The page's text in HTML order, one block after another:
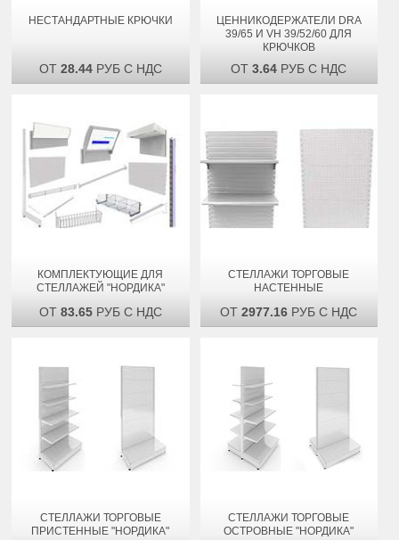
НЕСТАНДАРТНЫЕ КРЮЧКИ
ОТ 28.44РУБ С НДС
ЦЕННИКОДЕРЖАТЕЛИ DRA
39/65 И VH 39/52/60 ДЛЯ
КРЮЧКОВ
ОТ3.64 РУБ С НДС
КОМПЛЕКТУЮЩИЕ ДЛЯ
СТЕЛЛАЖЕЙ "НОРДИКА"
ОТ 83.65РУБ С НДС
СТЕЛЛАЖИ ТОРГОВЫЕ
НАСТЕННЫЕ
ОТ2977.16 РУБ С НДС
СТЕЛЛАЖИ ТОРГОВЫЕ
ПРИСТЕННЫЕ "НОРДИКА"
СТЕЛЛАЖИ ТОРГОВЫЕ
ОСТРОВНЫЕ "НОРДИКА"